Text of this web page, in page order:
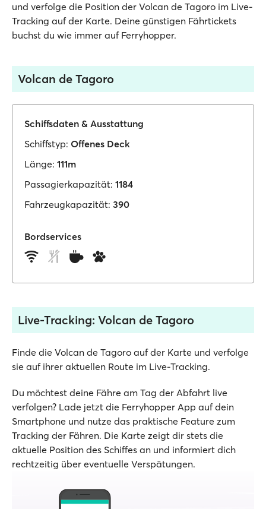
und verfolge die Position der Volcan de Tagoro im Live-
Tracking auf der Karte. Deine günstigen Fährtickets
buchst du wie immer auf Ferryhopper.
Volcan de Tagoro
Schiffsdaten & Ausstattung
Schiffstyp: Offenes Deck
Länge: 111m
Passagierkapazität: 1184
Fahrzeugkapazität: 390
Bordservices
Live-Tracking: Volcan de Tagoro
Finde die Volcan de Tagoro auf der Karte und verfolge
sie auf ihrer aktuellen Route im Live-Tracking.
Du möchtest deine Fähre am Tag der Abfahrt live
verfolgen? Lade jetzt die Ferryhopper App auf dein
Smartphone und nutze das praktische Feature zum
Tracking der Fähren. Die Karte zeigt dir stets die
aktuelle Position des Schiffes an und informiert dich
rechtzeitig über eventuelle Verspätungen.